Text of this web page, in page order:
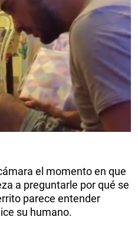
el momento en que
a preguntarle por qué se
parece entender
su humano.